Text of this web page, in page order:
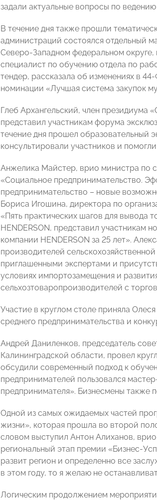
задали актуальные вопросы по ведению
В течение дня также прошли
администраций состоялся отдельный
Северо-Западном федеральном
специалист по обучению отдела по
тендер, рассказала об изменениях в
номинации «Лучшая система закупок
Глеб Архангельский, член
представил участникам форума
течение дня прошел образовательный
консультировали участников и
Анжелика Майстер, врио министра по
«Социальное предпринимательство.
предпринимательство – новые
Бориса Игошина, директора по
«Пять практических шагов для
HENDERSON, представил участникам
компании HENDERSON за 25 лет».
производителей
приглашенными экспертами и
условиях импортозамещения и
сельхозтоваропроизводителей с
Участие в круглом столе приняла
среднего предпринимательства и
Андрей Даниленков, председатель
Калининградской области, провел
обсудили современный подход к
предпринимателей пользовался
предпринимателя». Бизнесмены также
Одной из самых ожидаемых частей
жизни», которая прошла во второй
словом выступил Антон Алиханов,
региональный этап премии «Бизнес-
развит регион и определенно все
в этом году, то я желаю не
Логическим продолжением